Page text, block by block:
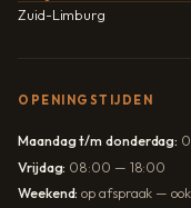
Zuid-Limburg
OPENINGSTIJDEN
Maandag t/m donderdag:
Vrijdag: 08:00 — 18:00
Weekend: op afspraak —